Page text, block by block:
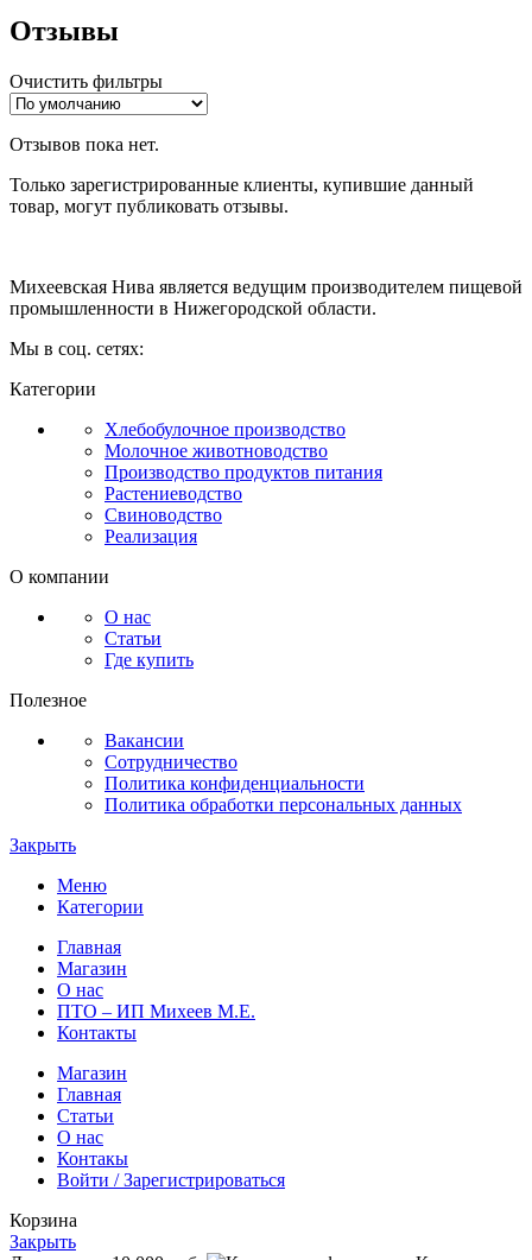
Отзывы
Очистить фильтры
Отзывов пока нет.
Только зарегистрированные клиенты, купившие данный
товар, могут публиковать отзывы.
Михеевская Нива является ведущим производителем пищевой
промышленности в Нижегородской области.
Мы в соц. сетях:
Категории
Хлебобулочное производство
Молочное животноводство
Производство продуктов питания
Растениеводство
Свиноводство
Реализация
О компании
О нас
Статьи
Где купить
Полезное
Вакансии
Сотрудничество
Политика конфиденциальности
Политика обработки персональных данных
Закрыть
Меню
Категории
Главная
Магазин
О нас
ПТО – ИП Михеев М.Е.
Контакты
Магазин
Главная
Статьи
О нас
Контакы
Войти / Зарегистрироваться
Корзина
Закрыть